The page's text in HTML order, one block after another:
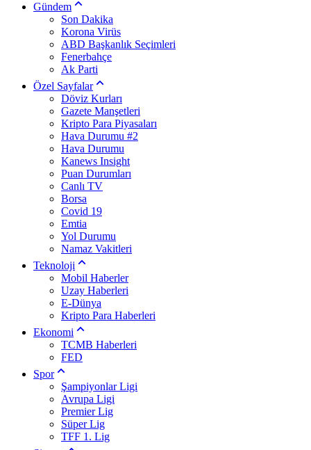
Gündem
Son Dakika
Korona Virüs
ABD Başkanlık Seçimleri
Fenerbahçe
Ak Parti
Özel Sayfalar
Döviz Kurları
Gazete Manşetleri
Kripto Para Piyasaları
Hava Durumu #2
Hava Durumu
Kanews Insight
Puan Durumları
Canlı TV
Borsa
Covid 19
Emtia
Yol Durumu
Namaz Vakitleri
Teknoloji
Mobil Haberler
Uzay Haberleri
E-Dünya
Kripto Para Haberleri
Ekonomi
TCMB Haberleri
FED
Spor
Şampiyonlar Ligi
Avrupa Ligi
Premier Lig
Süper Lig
TFF 1. Lig